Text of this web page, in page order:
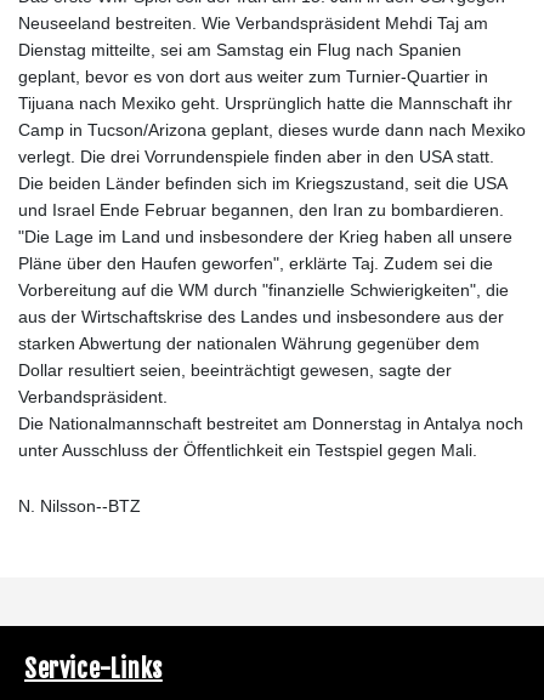
Neuseeland bestreiten. Wie Verbandspräsident Mehdi Taj am
Dienstag mitteilte, sei am Samstag ein Flug nach Spanien
geplant, bevor es von dort aus weiter zum Turnier-Quartier in
Tijuana nach Mexiko geht. Ursprünglich hatte die Mannschaft ihr
Camp in Tucson/Arizona geplant, dieses wurde dann nach Mexiko
verlegt. Die drei Vorrundenspiele finden aber in den USA statt.
Die beiden Länder befinden sich im Kriegszustand, seit die USA
und Israel Ende Februar begannen, den Iran zu bombardieren.
"Die Lage im Land und insbesondere der Krieg haben all unsere
Pläne über den Haufen geworfen", erklärte Taj. Zudem sei die
Vorbereitung auf die WM durch "finanzielle Schwierigkeiten", die
aus der Wirtschaftskrise des Landes und insbesondere aus der
starken Abwertung der nationalen Währung gegenüber dem
Dollar resultiert seien, beeinträchtigt gewesen, sagte der
Verbandspräsident.
Die Nationalmannschaft bestreitet am Donnerstag in Antalya noch
unter Ausschluss der Öffentlichkeit ein Testspiel gegen Mali.
N. Nilsson--BTZ
Service-Links